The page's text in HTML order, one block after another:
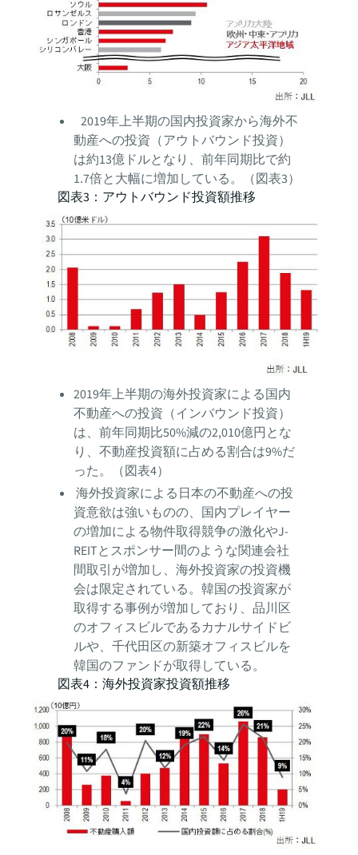
2019年上半期の国内投資家から海外不
動産への投資（アウトバウンド投資）
は約13億ドルとなり、前年同期比で約
1.7倍と大幅に増加している。（図表3）
図表3：アウトバウンド投資額推移
2019年上半期の海外投資家による国内
不動産への投資（インバウンド投資）
は、前年同期比50%減の2,010億円とな
り、不動産投資額に占める割合は9%だ
った。（図表4）
海外投資家による日本の不動産への投
資意欲は強いものの、国内プレイヤー
の増加による物件取得競争の激化やJ-
REITとスポンサー間のような関連会社
間取引が増加し、海外投資家の投資機
会は限定されている。韓国の投資家が
取得する事例が増加しており、品川区
のオフィスビルであるカナルサイドビ
ルや、千代田区の新築オフィスビルを
韓国のファンドが取得している。
図表4：海外投資家投資額推移